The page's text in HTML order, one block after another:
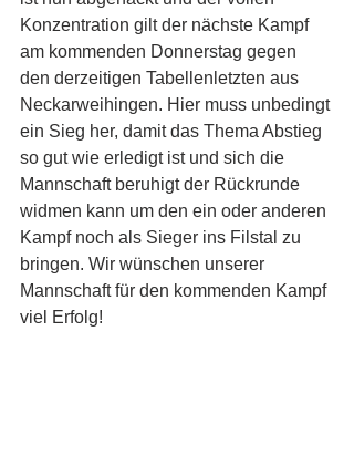
Konzentration gilt der nächste Kampf
am kommenden Donnerstag gegen
den derzeitigen Tabellenletzten aus
Neckarweihingen. Hier muss unbedingt
ein Sieg her, damit das Thema Abstieg
so gut wie erledigt ist und sich die
Mannschaft beruhigt der Rückrunde
widmen kann um den ein oder anderen
Kampf noch als Sieger ins Filstal zu
bringen. Wir wünschen unserer
Mannschaft für den kommenden Kampf
viel Erfolg!